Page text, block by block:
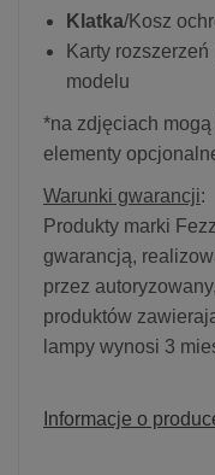
Klatka/Kosz
Karty
modelu
*na zdjęciach
elementy
Warunki gwarancji:
Produkty marki
gwarancją,
przez
produktów
lampy wynosi 3
Informacje o